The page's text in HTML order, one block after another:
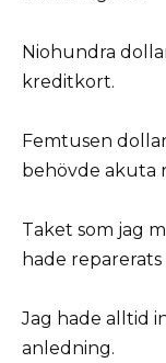
Niohundra
kreditkort.
Femtusen
behövde akuta
Taket som jag
hade reparerats
Jag hade alltid
anledning.